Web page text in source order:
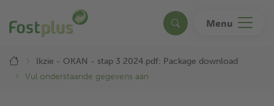
en
naar
inhoud
gaan
Search Menu
Breadcrumb
Ikzie - OKAN - stap 3 2024.pdf: Package download
Vul onderstaande gegevens aan